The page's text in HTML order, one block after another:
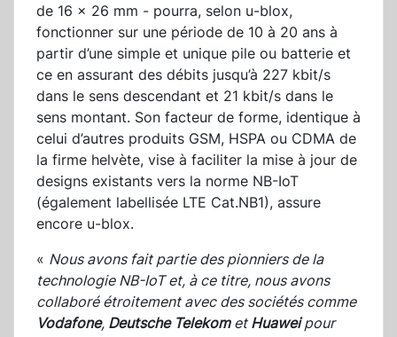
de 16 x 26 mm - pourra, selon u-blox,
fonctionner sur une période de 10 à 20 ans à
partir d’une simple et unique pile ou batterie et
ce en assurant des débits jusqu’à 227 kbit/s
dans le sens descendant et 21 kbit/s dans le
sens montant. Son facteur de forme, identique à
celui d’autres produits GSM, HSPA ou CDMA de
la firme helvète, vise à faciliter la mise à jour de
designs existants vers la norme NB-IoT
(également labellisée LTE Cat.NB1), assure
encore u-blox.
« Nous avons fait partie des pionniers de la
technologie NB-IoT et, à ce titre, nous avons
collaboré étroitement avec des sociétés comme
Vodafone, Deutsche Telekomet Huaweipour